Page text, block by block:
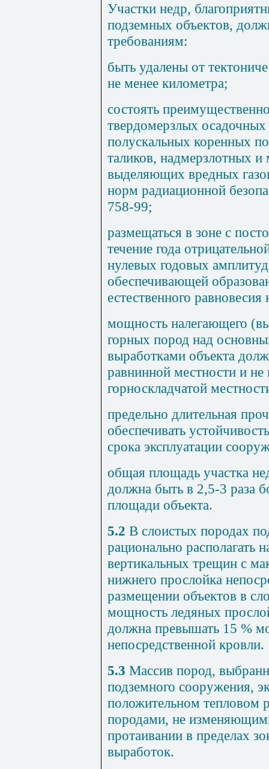
Участки недр,
подземных объектов,
требованиям:
быть удалены от
не менее километра;
состоять
твердомерзлых
полускальных коренных
таликов, надмерзлотных
выделяющих вредных
норм радиационной
758-99;
размещаться в зоне с
течение года
нулевых годовых
обеспечивающей
естественного
мощность налегающего
горных пород над
выработками объекта
равнинной местности и
горноскладчатой
предельно длительная
обеспечивать
срока эксплуатации
общая площадь участка
должна быть в 2,5-3 раза
площади объекта.
5.2 В слоистых породах
рационально располагать
вертикальных трещин с
нижнего прослойка
размещении объектов в
мощность ледяных
должна превышать 15 %
непосредственной кровли.
5.3 Массив пород,
подземного сооружения,
положительном тепловом
породами, не
протаивании в пределах
выработок.